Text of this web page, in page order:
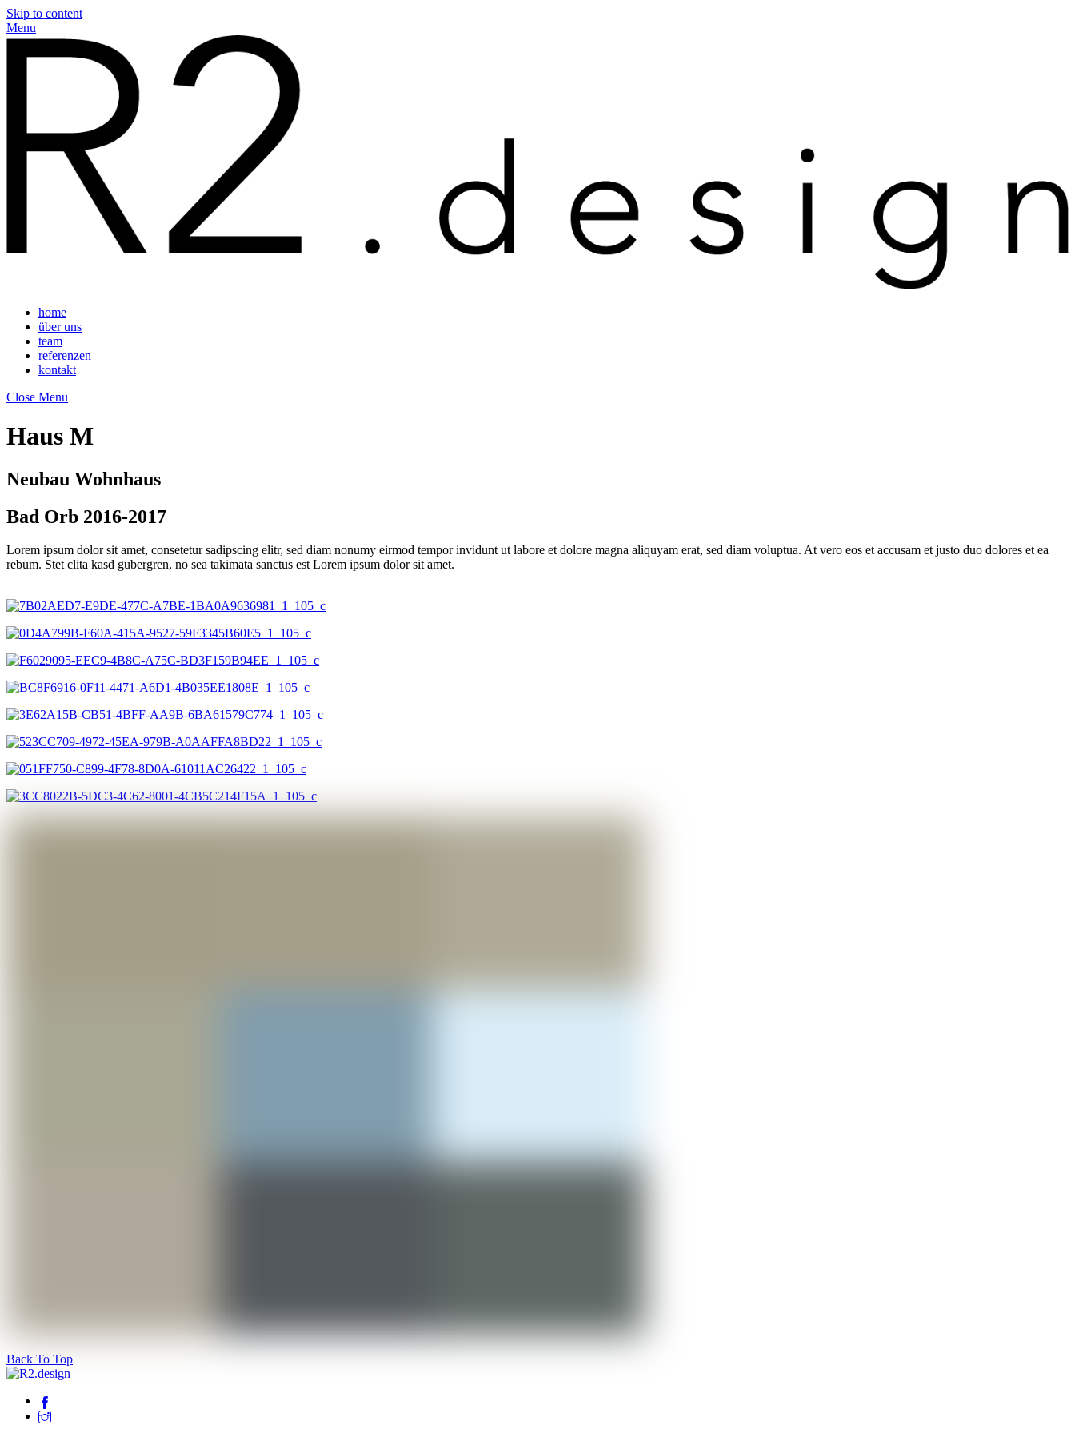
Skip to content
Menu
home
über uns
team
referenzen
kontakt
Close Menu
Haus M
Neubau Wohnhaus
Bad Orb 2016-2017
Lorem ipsum dolor sit amet, consetetur sadipscing elitr, sed diam nonumy eirmod tempor invidunt ut labore et dolore magna aliquyam erat, sed diam voluptua. At vero eos et accusam et justo duo dolores et ea
rebum. Stet clita kasd gubergren, no sea takimata sanctus est Lorem ipsum dolor sit amet.
Back To Top